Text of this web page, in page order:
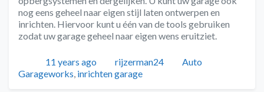
nog eens geheel naar eigen stijl laten ontwerpen en
inrichten. Hiervoor kunt u één van de tools gebruiken
zodat uw garage geheel naar eigen wens eruitziet.
Geplaatst
11 years ago Auteur
rijzerman24 Categorieën
Auto
Garageworks inrichten garage